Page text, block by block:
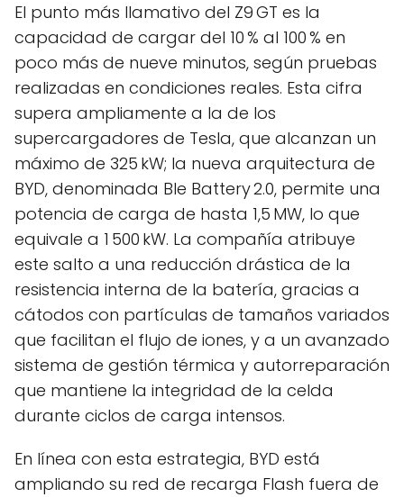
El punto más llamativo del Z9 GT es la
capacidad de cargar del 10 % al 100 % en
poco más de nueve minutos, según pruebas
realizadas en condiciones reales. Esta cifra
supera ampliamente a la de los
supercargadores de Tesla, que alcanzan un
máximo de 325 kW; la nueva arquitectura de
BYD, denominada Ble Battery 2.0, permite una
potencia de carga de hasta 1,5 MW, lo que
equivale a 1 500 kW. La compañía atribuye
este salto a una reducción drástica de la
resistencia interna de la batería, gracias a
cátodos con partículas de tamaños variados
que facilitan el flujo de iones, y a un avanzado
sistema de gestión térmica y autorreparación
que mantiene la integridad de la celda
durante ciclos de carga intensos.
En línea con esta estrategia, BYD está
ampliando su red de recarga Flash fuera de